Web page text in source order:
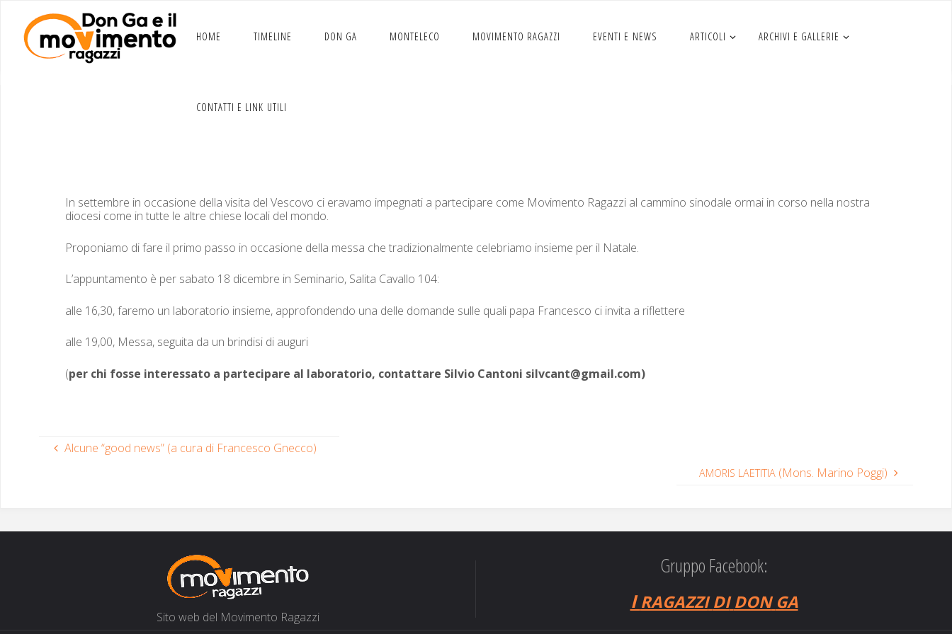
contenuto
HOME TIMELINE DON GA MONTELECO MOVIMENTO RAGAZZI EVENTI E NEWS ARTICOLI ARCHIVI E GALLERIE
CONTATTI E LINK UTILI
In set­tem­bre in occa­sione del­la visi­ta del Vesco­vo ci erava­mo impeg­nati a parte­ci­pare come Movi­men­to Ragazzi al cam­mi­no sin­odale ormai in cor­so nel­la nos­tra
dio­ce­si come in tutte le altre chiese locali del mondo.
Pro­poni­amo di fare il pri­mo pas­so in occa­sione del­la mes­sa che tradizional­mente cele­bri­amo insieme per il Natale.
L’appuntamento è per saba­to 18 dicem­bre in Sem­i­nario, Sali­ta Cav­al­lo 104:
alle 16,30, fare­mo un lab­o­ra­to­rio insieme, appro­fonden­do una delle domande sulle quali papa Francesco ci invi­ta a riflettere
alle 19,00, Mes­sa, segui­ta da un brin­disi di auguri
(per chi fos­se inter­es­sato a parte­ci­pare al lab­o­ra­to­rio, con­tattare Sil­vio Can­toni silvcant@gmail.com)
Alcune “good news” (a cura di Francesco Gnecco)
AMORIS LAETITIA (Mons. Marino Poggi)
Sito web del Movi­men­to Ragazzi
Gruppo Facebook:
IRAGAZZI DI DON GA